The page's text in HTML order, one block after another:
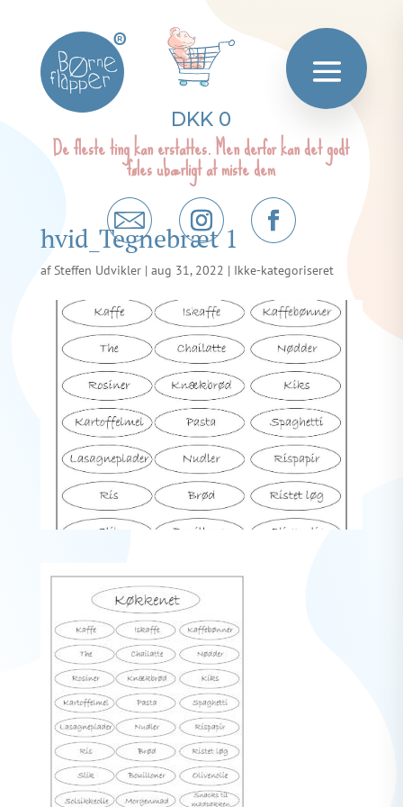
®
DKK 0
De fleste ting kan erstattes. Men derfor kan det godt
føles ubærligt at miste dem
hvid_Tegnebræt 1
afSteffen Udvikler| aug 31, 2022 | Ikke-kategoriseret